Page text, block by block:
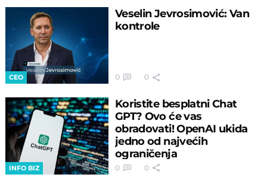
CEO
Veselin Jevrosimović: Van
kontrole
0 0
INFO BIZ
Koristite besplatni Chat
GPT? Ovo će vas
obradovati! OpenAI ukida
jedno od najvećih
ograničenja
0 0